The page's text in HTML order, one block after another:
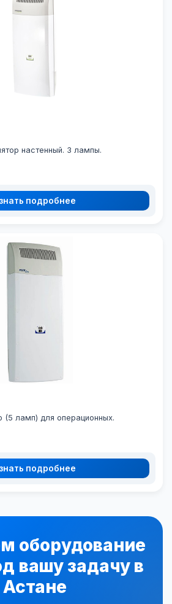
настенный. 3 лампы.
подробнее
(5 ламп) для операционных.
подробнее
оборудование
вашу задачу в
Астане